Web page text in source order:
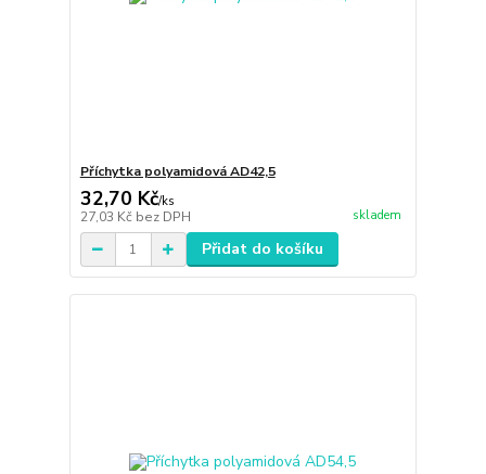
Příchytka polyamidová AD42,5
32,70 Kč/ks
27,03 Kč bez DPH skladem
Přidat do košíku